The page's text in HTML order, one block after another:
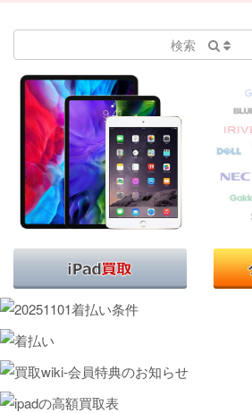
保証印付き商品の査定に関して
★買取ご利用時には必ず会員登録を
ら買取申し込みをお願いします(事
当店HP掲載価格は相場・参考価格となり
実際の買取価格はHPお申込みの上、当店
をご確認ください。
【買取に関して】
当店ではHPにて事前の買取予約が必要と
の受付は出来かねます。
「店頭買取方法はこちらへ」
「宅配買取方法はこちらへ
検索